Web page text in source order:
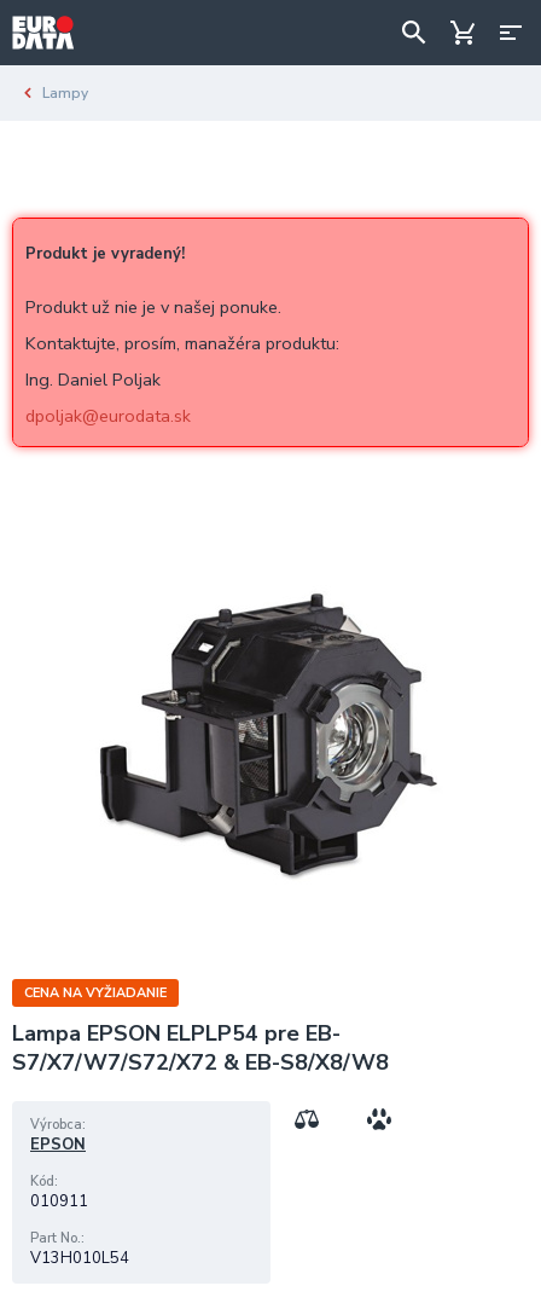
Lampy
Produkt je vyradený!
Produkt už nie je v našej ponuke.
Kontaktujte, prosím, manažéra produktu:
Ing. Daniel Poljak
dpoljak@eurodata.sk
CENA NA VYŽIADANIE
Lampa EPSON ELPLP54 pre EB-
S7/X7/W7/S72/X72 & EB-S8/X8/W8
Výrobca
EPSON
Kód
010911
Part No.
V13H010L54